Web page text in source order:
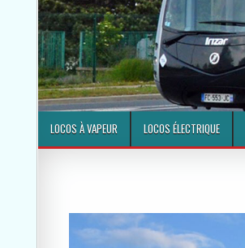
LOCOS À VAPEUR LOCOS ÉLECTRIQUE